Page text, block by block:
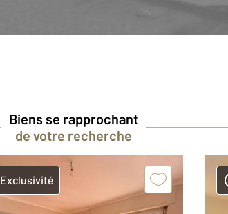
Biens se rapprochant
de votre recherche
Exclusivité